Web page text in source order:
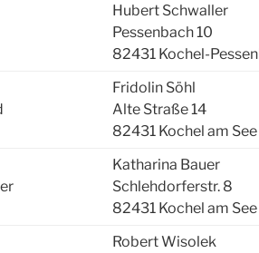
Hubert Schwaller
Pessenbach 10
82431 Kochel-
Fridolin Söhl
Alte Straße 14
82431 Kochel am See
Katharina Bauer
Schlehdorferstr. 8
82431 Kochel am See
Robert Wisolek